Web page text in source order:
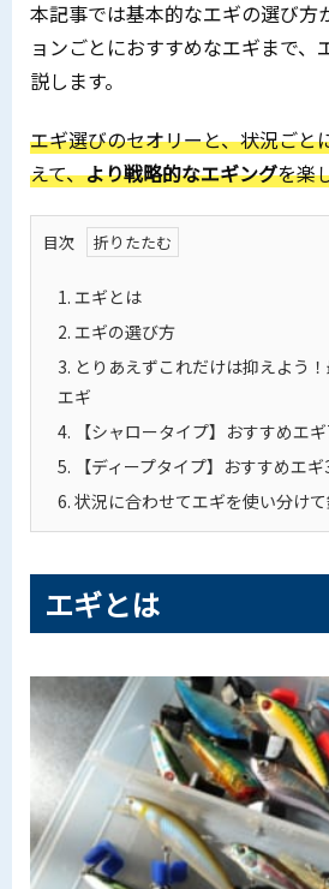
本記事では基本的なエギの選び方
ョンごとにおすすめなエギまで、
説します。
エギ選びのセオリーと、状況ごと
えて、より戦略的なエギングを楽
目次
1. エギとは
2. エギの選び方
3. とりあえずこれだけは抑えよう
エギ
4. 【シャロータイプ】おすすめエ
5. 【ディープタイプ】おすすめエ
6. 状況に合わせてエギを使い分け
エギとは